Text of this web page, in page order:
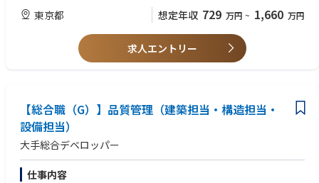
■新領域・新規事業の事業組成、ブランド構築、商品企画、事業推進業務
【想定されるキャリアパス】
・建設会社、設計事務所でホテル案件に携わったご経験
・ホテル運営会社で新規開業準備や店舗開発のご経験
・リゾートエリアでのホテル開発に携わったご経験がある方
・既存ホテル・旅館の再生事業（リノベーション・コンバージョン）に携
【求める人物像】
社内外の関係者からなるチームにて多種多様な意見を取りまとめながら一
つの事業を作り上げることにやりがいを感じる方
事業収支作成の経験がある方
建築的な知識を持つ方もしくは建築・モノづくりに興味のある方
ポジティブ思考の明るい方
東京都 想定年収 729 万円 ~ 1,660 万円
求人エントリー
【総合職（G）】品質管理（建築担当・構造担当・
設備担当）
大手総合デベロッパー
仕事内容